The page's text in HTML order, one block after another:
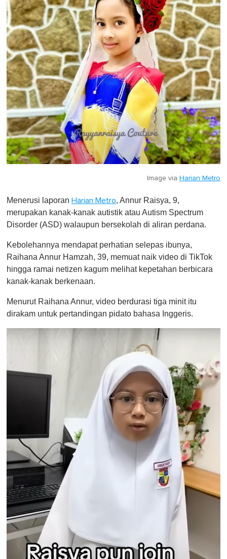
Image via Harian Metro
Menerusi laporan Harian Metro, Annur Raisya, 9,
merupakan kanak-kanak autistik atau Autism Spectrum
Disorder (ASD) walaupun bersekolah di aliran perdana.
Kebolehannya mendapat perhatian selepas ibunya,
Raihana Annur Hamzah, 39, memuat naik video di TikTok
hingga ramai netizen kagum melihat kepetahan berbicara
kanak-kanak berkenaan.
Menurut Raihana Annur, video berdurasi tiga minit itu
dirakam untuk pertandingan pidato bahasa Inggeris.